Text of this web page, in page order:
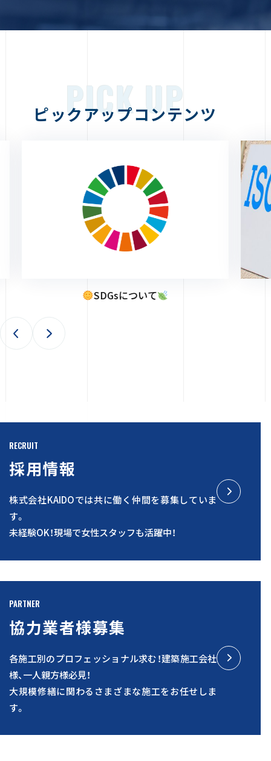
PICK UP
ピックアップコンテンツ
ISO9001・ISO14001について
RECRUIT
採用情報
株式会社KAIDOでは共に働く仲間を募集していま
す。
未経験OK！現場で女性スタッフも活躍中！
PARTNER
協力業者様募集
各施工別のプロフェッショナル求む！建築施工会社
様、一人親方様必見！
大規模修繕に関わるさまざまな施工をお任せしま
す。